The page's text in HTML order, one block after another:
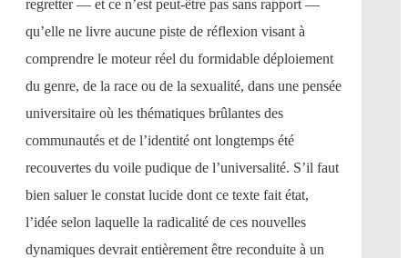
regretter — et ce n’est peut-être pas sans rapport —
qu’elle ne livre aucune piste de réflexion visant à
comprendre le moteur réel du formidable déploiement
du genre, de la race ou de la sexualité, dans une pensée
universitaire où les thématiques brûlantes des
communautés et de l’identité ont longtemps été
recouvertes du voile pudique de l’universalité. S’il faut
bien saluer le constat lucide dont ce texte fait état,
l’idée selon laquelle la radicalité de ces nouvelles
dynamiques devrait entièrement être reconduite à un